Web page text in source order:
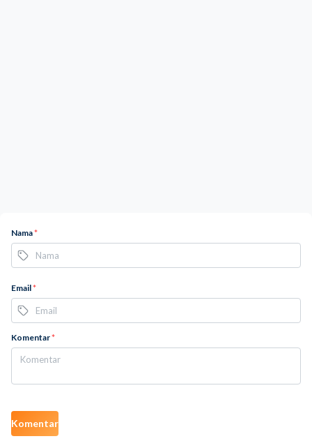
Nama*
Email*
Komentar*
Komentar